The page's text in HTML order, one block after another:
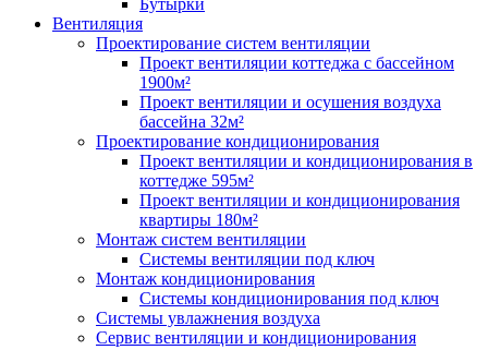
Бутырки
Вентиляция
Проектирование систем вентиляции
Проект вентиляции коттеджа с бассейном
1900м²
Проект вентиляции и осушения воздуха
бассейна 32м²
Проектирование кондиционирования
Проект вентиляции и кондиционирования в
коттедже 595м²
Проект вентиляции и кондиционирования
квартиры 180м²
Монтаж систем вентиляции
Системы вентиляции под ключ
Монтаж кондиционирования
Системы кондиционирования под ключ
Системы увлажнения воздуха
Сервис вентиляции и кондиционирования